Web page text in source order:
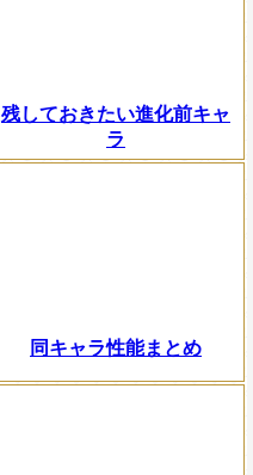
残しておきたい進化前キャ
ラ
同キャラ性能まとめ